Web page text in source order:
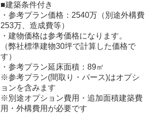
■建築条件付き
・参考プラン価格：2540万（別途外構費
253万、造成費等）
・建物価格は参考価格になります。
（弊社標準建物30坪で計算した価格で
す）
・参考プラン延床面積：89㎡
※参考プラン(間取り・パース)はオプシ
ョンを含みます
※別途オプション費用・追加面積建築費
用・外構費用が必要です